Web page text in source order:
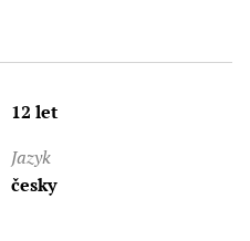
12 let
Jazyk
česky